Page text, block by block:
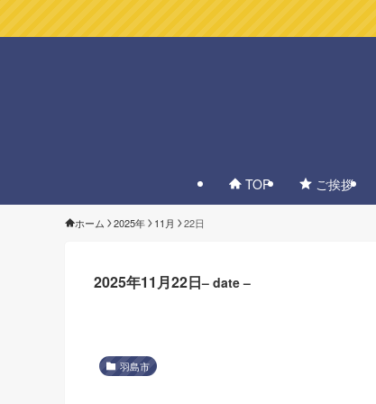
TOP ご挨拶
ホーム 2025年 11月 22日
2025年11月22日– date –
羽島市